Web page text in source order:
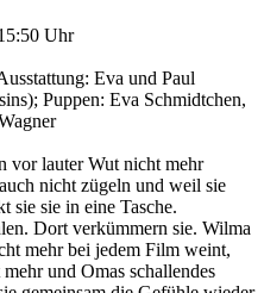
Uhr
Eva und Paul
Puppen: Eva Schmidtchen,
vor lauter Wut nicht mehr
nicht zügeln und weil sie
sie sie in eine Tasche.
Dort verkümmern sie. Wilma
mehr bei jedem Film weint,
und Omas schallendes